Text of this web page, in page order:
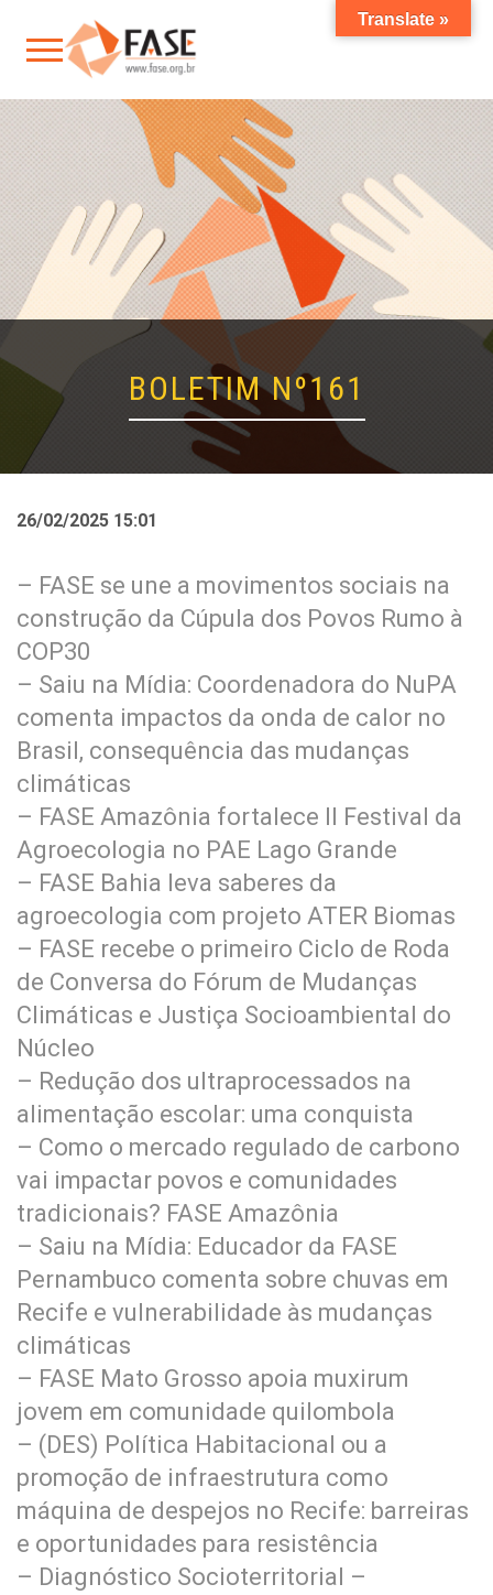
BOLETIM Nº161
26/02/2025 15:01
– FASE se une a movimentos sociais na
construção da Cúpula dos Povos Rumo à
COP30
– Saiu na Mídia: Coordenadora do NuPA
comenta impactos da onda de calor no
Brasil, consequência das mudanças
climáticas
– FASE Amazônia fortalece II Festival da
Agroecologia no PAE Lago Grande
– FASE Bahia leva saberes da
agroecologia com projeto ATER Biomas
– FASE recebe o primeiro Ciclo de Roda
de Conversa do Fórum de Mudanças
Climáticas e Justiça Socioambiental do
Núcleo
– Redução dos ultraprocessados na
alimentação escolar: uma conquista
– Como o mercado regulado de carbono
vai impactar povos e comunidades
tradicionais? FASE Amazônia
– Saiu na Mídia: Educador da FASE
Pernambuco comenta sobre chuvas em
Recife e vulnerabilidade às mudanças
climáticas
– FASE Mato Grosso apoia muxirum
jovem em comunidade quilombola
– (DES) Política Habitacional ou a
promoção de infraestrutura como
máquina de despejos no Recife: barreiras
e oportunidades para resistência
– Diagnóstico Socioterritorial –
Translate »